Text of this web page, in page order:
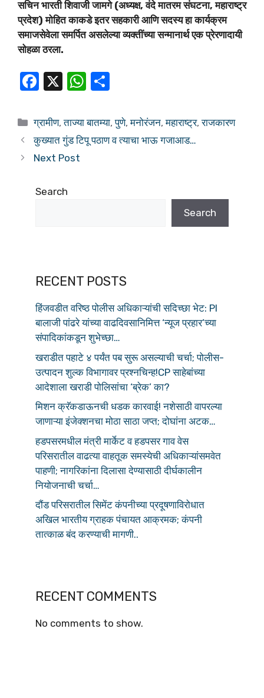
सचिन भारती शिवाजी जामगे (अध्यक्ष, वंदे मातरम संघटना, महाराष्ट्र
प्रदेश) मोहित काकडे इतर सहकारी आणि सदस्य हा कार्यक्रम
समाजसेवेला समर्पित असलेल्या व्यक्तींच्या सन्मानार्थ एक प्रेरणादायी
सोहळा ठरला.
F
c
e
b
o
X
W
at
s
ar
e
ग्रामीण,ताज्या बातम्या,पुणे,मनोरंजन,महाराष्ट्र,राजकारण
कुख्यात गुंड टिपू पठाण व त्याचा भाऊ गजाआड…
Next Post
Search
Search
RECENT POSTS
हिंजवडीत वरिष्ठ पोलीस अधिकाऱ्यांची सदिच्छा भेट: PI
बालाजी पांढरे यांच्या वाढदिवसानिमित्त ‘न्यूज प्रहार’च्या
संपादिकांकडून शुभेच्छा…
खराडीत पहाटे ४ पर्यंत पब सुरू असल्याची चर्चा; पोलीस-
उत्पादन शुल्क विभागावर प्रश्नचिन्ह!CP साहेबांच्या
आदेशाला खराडी पोलिसांचा ‘ब्रेक’ का?
मिशन क्रॅकडाऊनची धडक कारवाई! नशेसाठी वापरल्या
जाणाऱ्या इंजेक्शनचा मोठा साठा जप्त; दोघांना अटक…
हडपसरमधील मंत्री मार्केट व हडपसर गाव वेस
परिसरातील वाढत्या वाहतूक समस्येची अधिकाऱ्यांसमवेत
पाहणी; नागरिकांना दिलासा देण्यासाठी दीर्घकालीन
नियोजनाची चर्चा…
दौंड परिसरातील सिमेंट कंपनीच्या प्रदूषणाविरोधात
अखिल भारतीय ग्राहक पंचायत आक्रमक; कंपनी
तात्काळ बंद करण्याची मागणी..
RECENT COMMENTS
No comments to show.